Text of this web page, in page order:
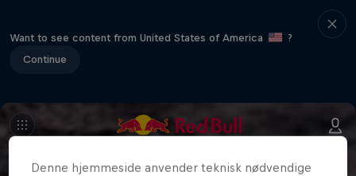
Want to see content from United States of America
?
Continue
Denne hjemmeside anvender teknisk nødvendige